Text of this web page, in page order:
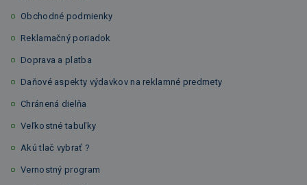
Obchodné podmienky
Reklamačný poriadok
Doprava a platba
Daňové aspekty výdavkov na reklamné predmety
Chránená dielňa
Veľkostné tabuľky
Akú tlač vybrať ?
Vernostný program